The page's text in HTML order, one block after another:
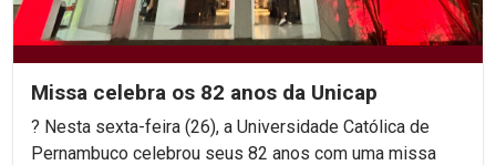
Missa celebra os 82 anos da Unicap
? Nesta sexta-feira (26), a Universidade Católica de
Pernambuco celebrou seus 82 anos com uma missa